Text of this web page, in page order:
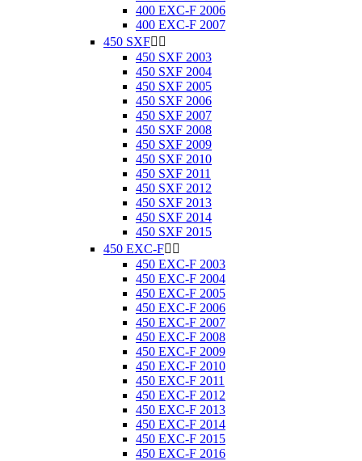
400 EXC-F 2006
400 EXC-F 2007
450 SXF 
450 SXF 2003
450 SXF 2004
450 SXF 2005
450 SXF 2006
450 SXF 2007
450 SXF 2008
450 SXF 2009
450 SXF 2010
450 SXF 2011
450 SXF 2012
450 SXF 2013
450 SXF 2014
450 SXF 2015
450 EXC-F 
450 EXC-F 2003
450 EXC-F 2004
450 EXC-F 2005
450 EXC-F 2006
450 EXC-F 2007
450 EXC-F 2008
450 EXC-F 2009
450 EXC-F 2010
450 EXC-F 2011
450 EXC-F 2012
450 EXC-F 2013
450 EXC-F 2014
450 EXC-F 2015
450 EXC-F 2016